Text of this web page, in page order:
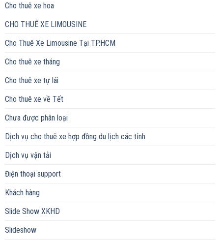
Cho thuê xe hoa
CHO THUÊ XE LIMOUSINE
Cho Thuê Xe Limousine Tại TP.HCM
Cho thuê xe tháng
Cho thuê xe tự lái
Cho thuê xe về Tết
Chưa được phân loại
Dịch vụ cho thuê xe hợp đồng du lịch các tỉnh
Dịch vụ vận tải
Điện thoại support
Khách hàng
Slide Show XKHD
Slideshow